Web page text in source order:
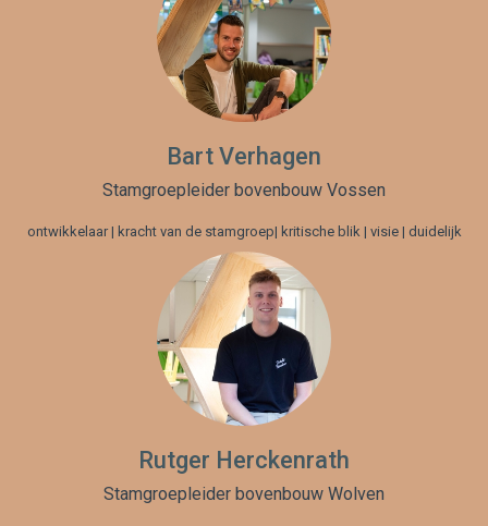
Bart Verhagen
Stamgroepleider bovenbouw Vossen
ontwikkelaar | kracht van de stamgroep| kritische blik | visie | duidelijk
Rutger Herckenrath
Stamgroepleider bovenbouw Wolven